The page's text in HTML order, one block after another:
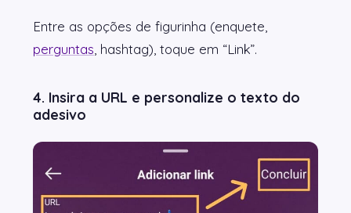
Entre as opções de figurinha (enquete,
perguntas , hashtag), toque em “Link”.
4. Insira a URL e personalize o texto do
adesivo